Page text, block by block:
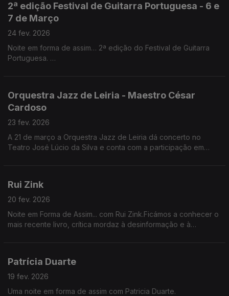
2ª edição Festival de Guitarra Portuguesa - 6 e
7 de Março
24 fev. 2026
Noite em forma de assim… 2ª edição do Festival de Guitarra
Portuguesa.
Orquestra Jazz de Leiria - Maestro César
Cardoso
23 fev. 2026
A 21 de março a Orquestra Jazz de Leiria dá concerto no
Teatro José Lúcio da Silva e conta com a participação em
Rui Zink
20 fev. 2026
Noite em Forma de Assim... com Rui Zink.Ficámos a conhecer o
mais recente livro, crítica mordaz à desinformação e à
Patrícia Duarte
19 fev. 2026
Uma noite em forma de assim com Patricia Duarte.